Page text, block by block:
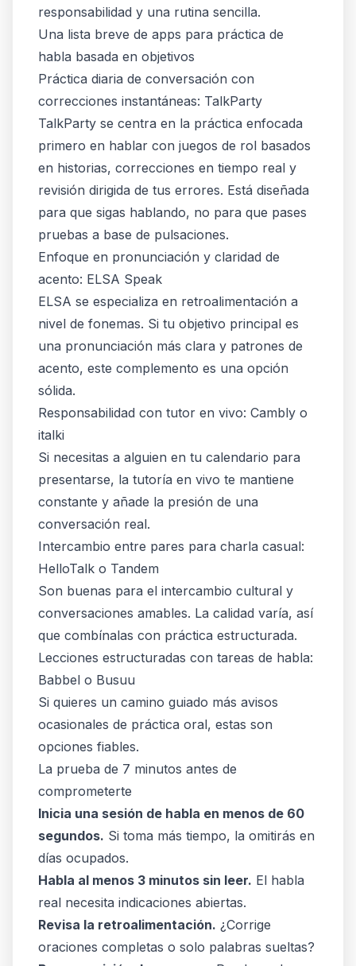
responsabilidad y una rutina sencilla.
Una lista breve de apps para práctica de
habla basada en objetivos
Práctica diaria de conversación con
correcciones instantáneas: TalkParty
TalkParty se centra en la práctica enfocada
primero en hablar con juegos de rol basados
en historias, correcciones en tiempo real y
revisión dirigida de tus errores. Está diseñada
para que sigas hablando, no para que pases
pruebas a base de pulsaciones.
Enfoque en pronunciación y claridad de
acento: ELSA Speak
ELSA se especializa en retroalimentación a
nivel de fonemas. Si tu objetivo principal es
una pronunciación más clara y patrones de
acento, este complemento es una opción
sólida.
Responsabilidad con tutor en vivo: Cambly o
italki
Si necesitas a alguien en tu calendario para
presentarse, la tutoría en vivo te mantiene
constante y añade la presión de una
conversación real.
Intercambio entre pares para charla casual:
HelloTalk o Tandem
Son buenas para el intercambio cultural y
conversaciones amables. La calidad varía, así
que combínalas con práctica estructurada.
Lecciones estructuradas con tareas de habla:
Babbel o Busuu
Si quieres un camino guiado más avisos
ocasionales de práctica oral, estas son
opciones fiables.
La prueba de 7 minutos antes de
comprometerte
Inicia una sesión de habla en menos de 60
segundos. Si toma más tiempo, la omitirás en
días ocupados.
Habla al menos 3 minutos sin leer. El habla
real necesita indicaciones abiertas.
Revisa la retroalimentación. ¿Corrige
oraciones completas o solo palabras sueltas?